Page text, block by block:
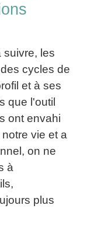
suivre, les
cycles de
et à ses
que l'outil
ont envahi
vie et a
on ne
à
plus